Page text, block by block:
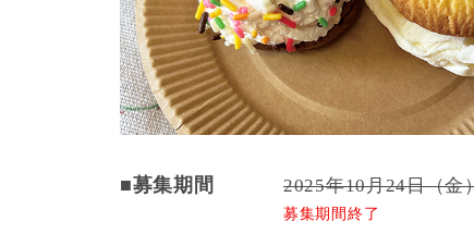
■募集期間 2025年10月24日（金
募集期間終了